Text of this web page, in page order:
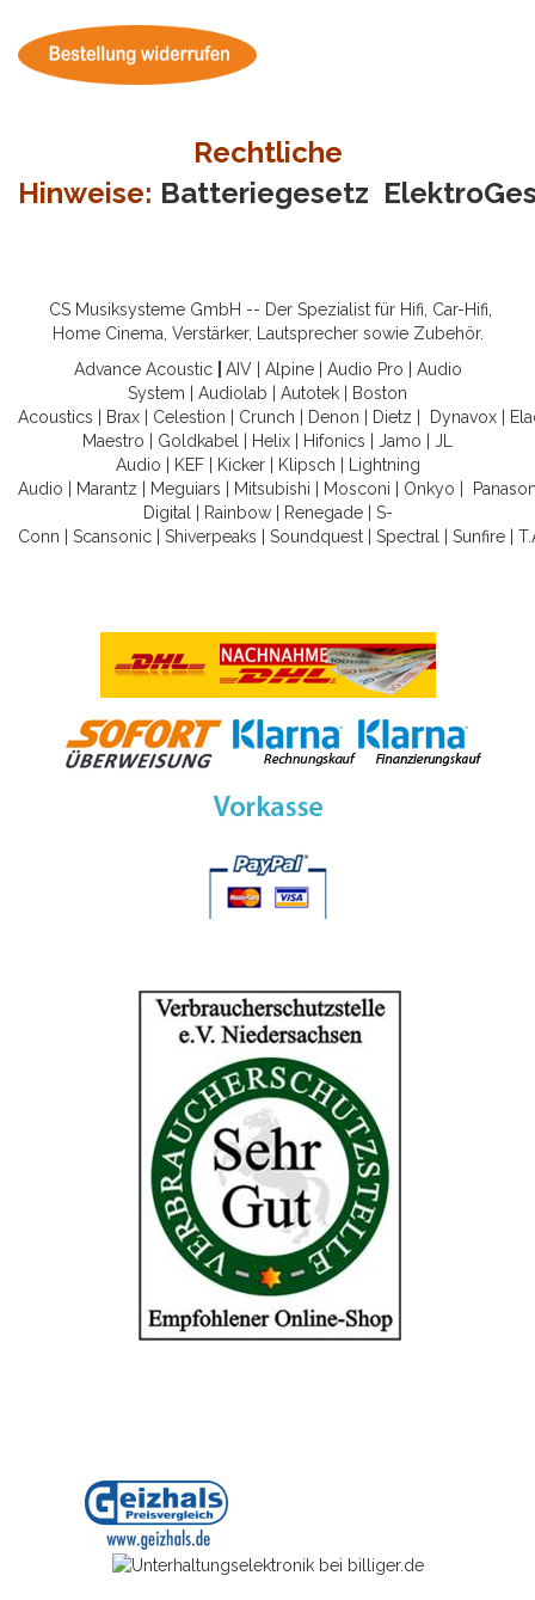
Rechtliche
Hinweise: Batteriegesetz
CS Musiksysteme GmbH -- Der Spezialist für Hifi, Car-Hifi,
Home Cinema, Verstärker, Lautsprecher sowie Zubehör.
Advance Acoustic
AIV| Alpine| Audio Pro
Audio
System
Audiolab Autotek
Boston
Acoustics
Brax Celestion Crunch Denon Dietz Dynavox
Maestro
Goldkabel Helix Hifonics Jamo
JL
Audio
KEF| Kicker| Klipsch
Lightning
Audio
Marantz Meguiars Mitsubishi Mosconi Onkyo
Digital
Rainbow| Renegade| S-
Conn
Scansonic Shiverpeaks Soundquest Spectral Sunfire